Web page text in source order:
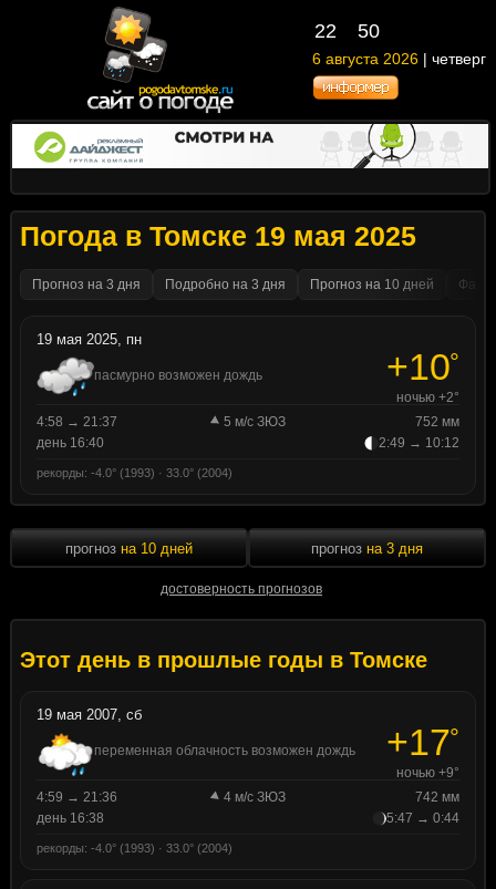
22 50
6 августа 2026 | четверг
Погода в Томске 19 мая 2025
Прогноз на 3 дня Подробно на 3 дня Прогноз на 10 дней
19 мая 2025, пн
пасмурно возможен дождь +10°
ночью +2°
4:58 → 21:37
5 м/с ЗЮЗ
752 мм
день 16:40
2:49 → 10:12
рекорды: -4.0° (1993) · 33.0° (2004)
прогноз на 10 дней
достоверность прогнозов
прогноз на 3 дня
Этот день в прошлые годы в Томске
19 мая 2007, сб
переменная облачность возможен дождь +17°
ночью +9°
4:59 → 21:36
4 м/с ЗЮЗ
742 мм
день 16:38
5:47 → 0:44
рекорды: -4.0° (1993) · 33.0° (2004)